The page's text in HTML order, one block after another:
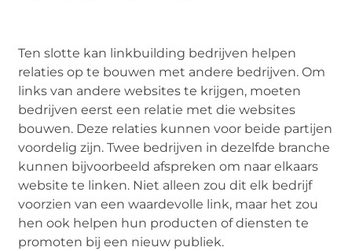
Ten slotte kan linkbuilding bedrijven helpen
relaties op te bouwen met andere bedrijven. Om
links van andere websites te krijgen, moeten
bedrijven eerst een relatie met die websites
bouwen. Deze relaties kunnen voor beide partijen
voordelig zijn. Twee bedrijven in dezelfde branche
kunnen bijvoorbeeld afspreken om naar elkaars
website te linken. Niet alleen zou dit elk bedrijf
voorzien van een waardevolle link, maar het zou
hen ook helpen hun producten of diensten te
promoten bij een nieuw publiek.